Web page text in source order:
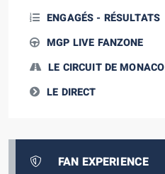
ENGAGÉS - RÉSULTATS
MGP LIVE FANZONE
LE CIRCUIT DE MONACO
LE DIRECT
FAN EXPERIENCE